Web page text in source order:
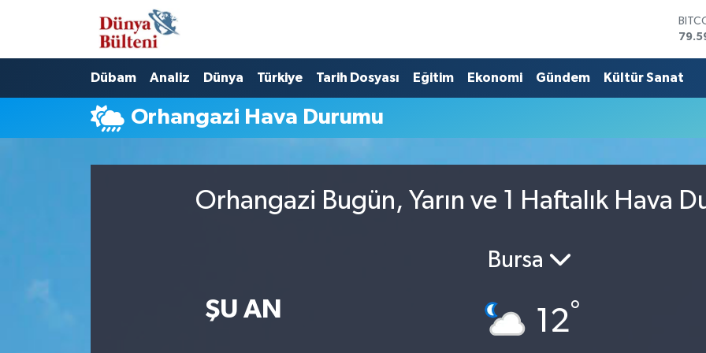
EURO
Dübam Analiz Dünya Türkiye Tarih Dosyası Eğitim Ekonomi Gündem Kültür Sanat
Orhangazi Hava Durumu
Orhangazi Bugün, Yarın ve 1 Haftalık Hava
ŞU AN
Bursa
12°
Nöbetçi Eczaneler
Hava Durumu
Namaz Vakitleri